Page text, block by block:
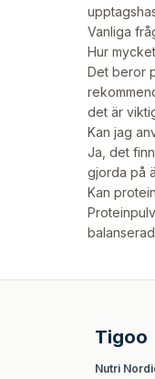
Vanliga
Hur
Det beror
det är
Kan jag
Ja, det
gjorda på
Kan
Tigoo
Nutri